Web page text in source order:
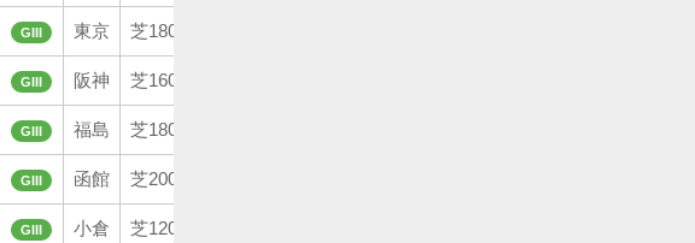
GIII 東京 芝1800m
GIII 阪神 芝1600m
GIII 福島 芝1800m
GIII 函館 芝2000m
GIII 小倉 芝1200m